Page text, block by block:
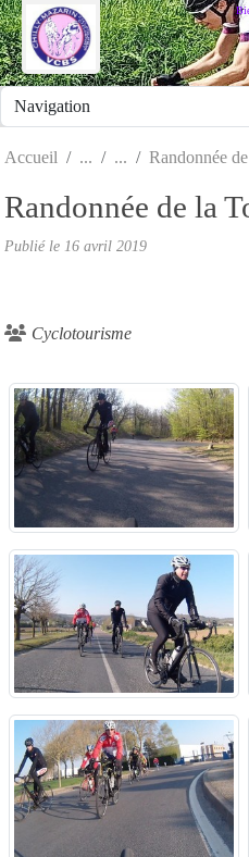
Accueil Randonnée
Randonnée de la
Publié le 16 avril 2019
Cyclotourisme
Panneau de gestion des cookies